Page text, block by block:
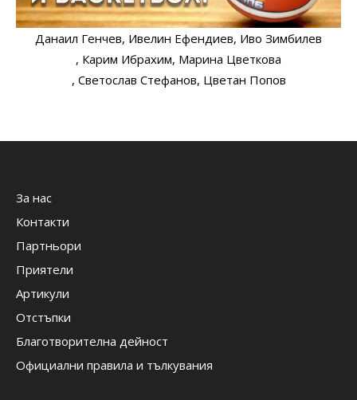
Данаил Генчев, Ивелин Ефендиев, Иво Зимбилев
, Карим Ибрахим, Марина Цветкова
, Светослав Стефанов, Цветан Попов
За нас
Контакти
Партньори
Приятели
Артикули
Отстъпки
Благотворителна дейност
Официални правила и тълкувания